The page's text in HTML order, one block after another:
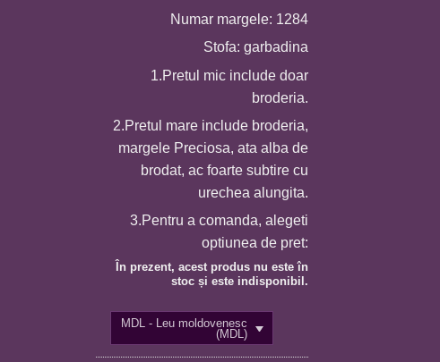
150,0 MDL
Numar margele: 1284
Stofa: garbadina
1.Pretul mic include doar
broderia.
2.Pretul mare include broderia,
margele Preciosa, ata alba de
brodat, ac foarte subtire cu
urechea alungita.
3.Pentru a comanda, alegeti
optiunea de pret:
În prezent, acest produs nu este în
stoc și este indisponibil.
MDL - Leu moldovenesc
(MDL)